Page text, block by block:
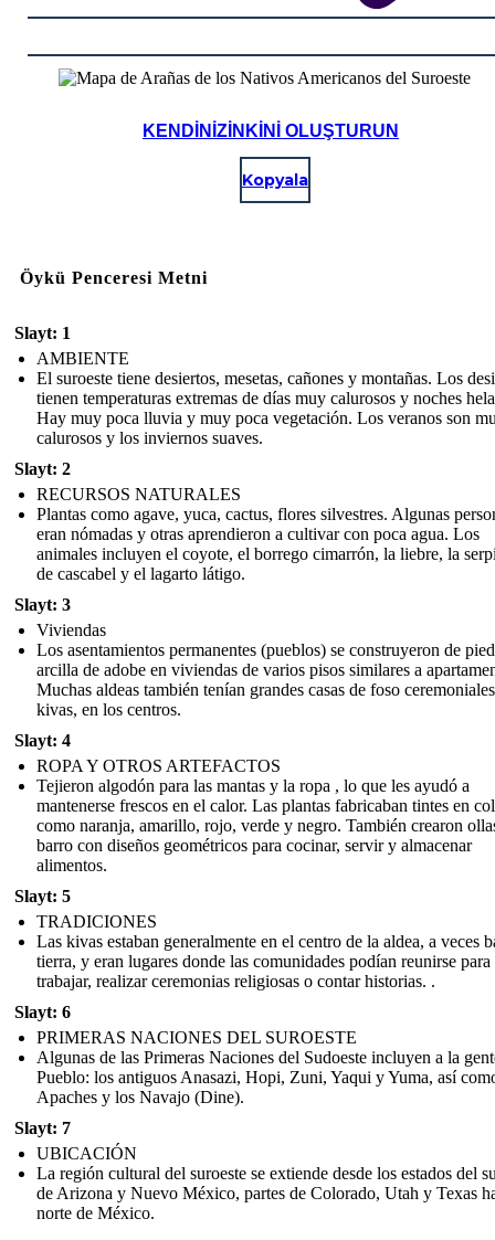
KENDINIZINKINI OLUŞTURUN
Kopyala
Öykü Penceresi Metni
Slayt: 1
AMBIENTE
El suroeste tiene desiertos, mesetas, cañones y montañas. Los
tienen temperaturas extremas de días muy calurosos y noches
Hay muy poca lluvia y muy poca vegetación. Los veranos son
calurosos y los inviernos suaves.
Slayt: 2
RECURSOS NATURALES
Plantas como agave, yuca, cactus, flores silvestres. Algunas
eran nómadas y otras aprendieron a cultivar con poca agua. Los
animales incluyen el coyote, el borrego cimarrón, la liebre, la
de cascabel y el lagarto látigo.
Slayt: 3
Viviendas
Los asentamientos permanentes (pueblos) se construyeron de
arcilla de adobe en viviendas de varios pisos similares a
Muchas aldeas también tenían grandes casas de foso
kivas, en los centros.
Slayt: 4
ROPA Y OTROS ARTEFACTOS
Tejieron algodón para las mantas y la ropa , lo que les ayudó a
mantenerse frescos en el calor. Las plantas fabricaban tintes en
como naranja, amarillo, rojo, verde y negro. También crearon
barro con diseños geométricos para cocinar, servir y almacenar
alimentos.
Slayt: 5
TRADICIONES
Las kivas estaban generalmente en el centro de la aldea, a veces
tierra, y eran lugares donde las comunidades podían reunirse para
trabajar, realizar ceremonias religiosas o contar historias. .
Slayt: 6
PRIMERAS NACIONES DEL SUROESTE
Algunas de las Primeras Naciones del Sudoeste incluyen a la
Pueblo: los antiguos Anasazi, Hopi, Zuni, Yaqui y Yuma, así
Apaches y los Navajo (Dine).
Slayt: 7
UBICACIÓN
La región cultural del suroeste se extiende desde los estados del
de Arizona y Nuevo México, partes de Colorado, Utah y Texas
norte de México.